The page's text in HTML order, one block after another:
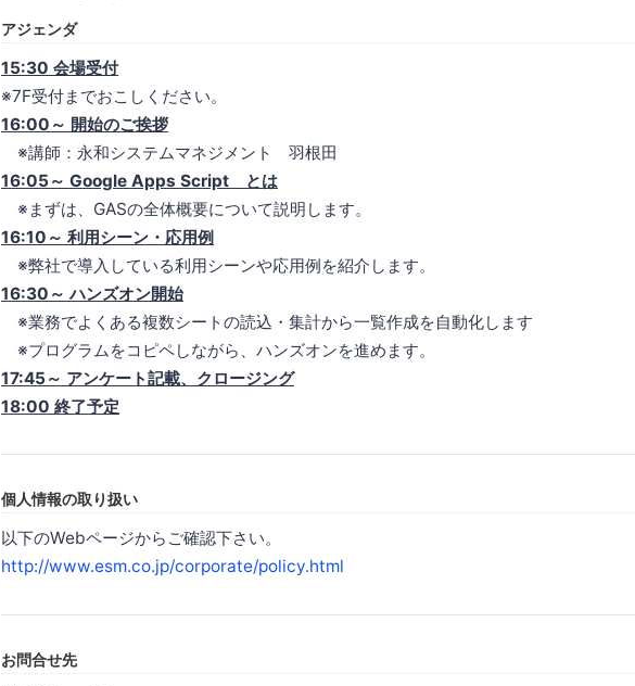
アジェンダ
15:30 会場受付
※7F受付までおこしください。
16:00～ 開始のご挨拶
※講師：永和システムマネジメント 羽根田
16:05～ Google Apps Script とは
※まずは、GASの全体概要について説明します。
16:10～ 利用シーン・応用例
※弊社で導入している利用シーンや応用例を紹介します。
16:30～ ハンズオン開始
※業務でよくある複数シートの読込・集計から一覧作成を自動化します
※プログラムをコピペしながら、ハンズオンを進めます。
17:45～ アンケート記載、クロージング
18:00 終了予定
個人情報の取り扱い
以下のWebページからご確認下さい。
http://www.esm.co.jp/corporate/policy.html
お問合せ先